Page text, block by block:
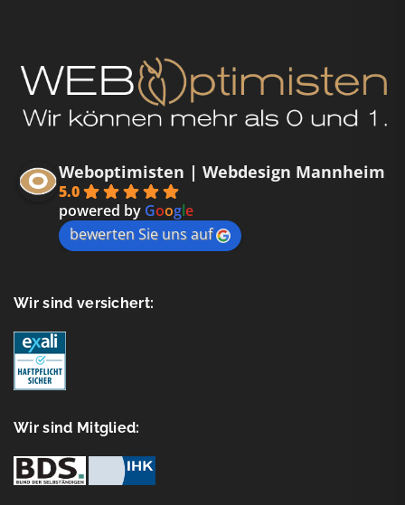
Weboptimisten | Webdesign Mannheim
5.0
powered by Google
bewerten Sie uns auf
Wir sind versichert:
Wir sind Mitglied: